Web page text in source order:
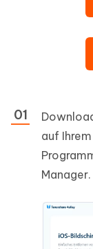
auf
Manager.